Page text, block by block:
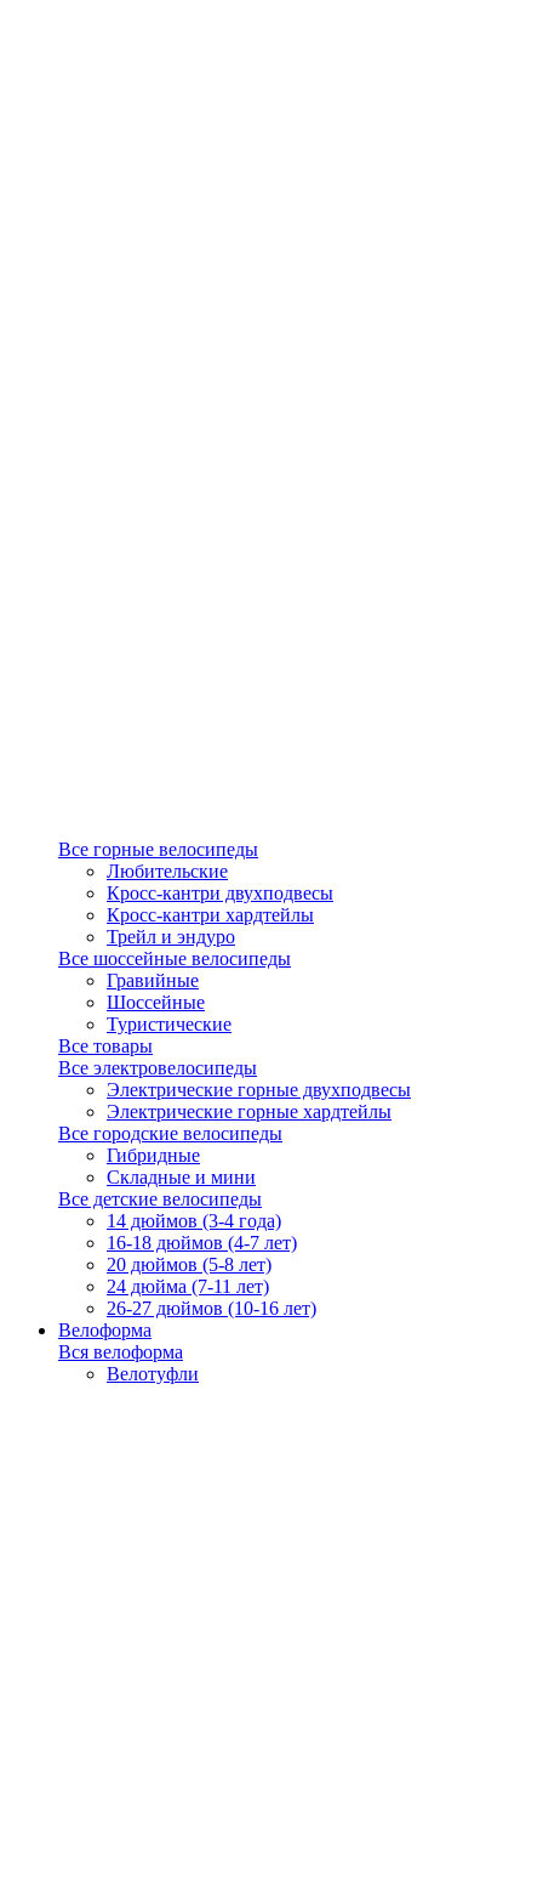
Все горные велосипеды
Любительские
Кросс-кантри двухподвесы
Кросс-кантри хардтейлы
Трейл и эндуро
Все шоссейные велосипеды
Гравийные
Шоссейные
Туристические
Все товары
Все электровелосипеды
Электрические горные двухподвесы
Электрические горные хардтейлы
Все городские велосипеды
Гибридные
Складные и мини
Все детские велосипеды
14 дюймов (3-4 года)
16-18 дюймов (4-7 лет)
20 дюймов (5-8 лет)
24 дюйма (7-11 лет)
26-27 дюймов (10-16 лет)
Велоформа
Вся велоформа
Велотуфли